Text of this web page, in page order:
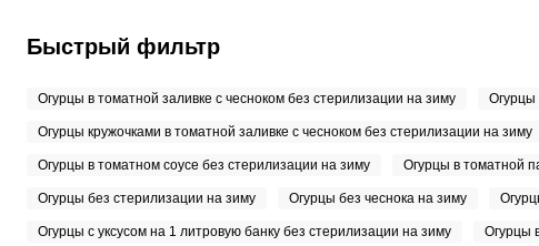
Быстрый фильтр
Огурцы в томатной заливке с чесноком без стерилизации на зиму Огурцы
Огурцы кружочками в томатной заливке с чесноком без стерилизации на зиму
Огурцы в томатном соусе без стерилизации на зиму Огурцы в томатной
Огурцы без стерилизации на зиму Огурцы без чеснока на зиму
Огурцы с уксусом на 1 литровую банку без стерилизации на зиму Огурцы